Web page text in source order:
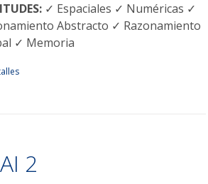
✓ Espaciales ✓ Numéricas ✓
Abstracto ✓ Razonamiento
✓ Memoria
2